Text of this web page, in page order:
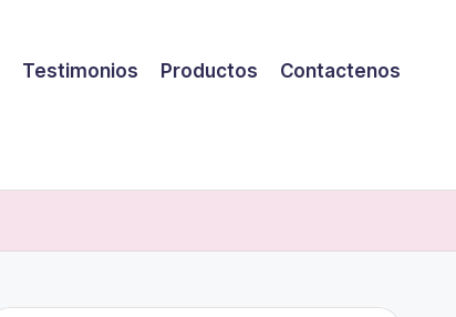
Testimonios Productos Contactenos